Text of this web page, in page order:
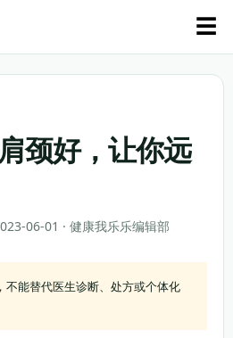
☰
颈好，让你远
06-01 · 健康我乐乐编辑部
不能替代医生诊断、处方或个体化